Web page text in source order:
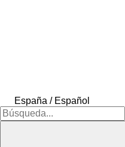
España / Español